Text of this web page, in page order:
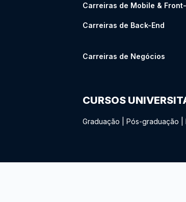
Carreiras de Mobile &
Carreiras de Back-End
Carreiras de Negócios
CURSOS
Graduação Pós-graduação